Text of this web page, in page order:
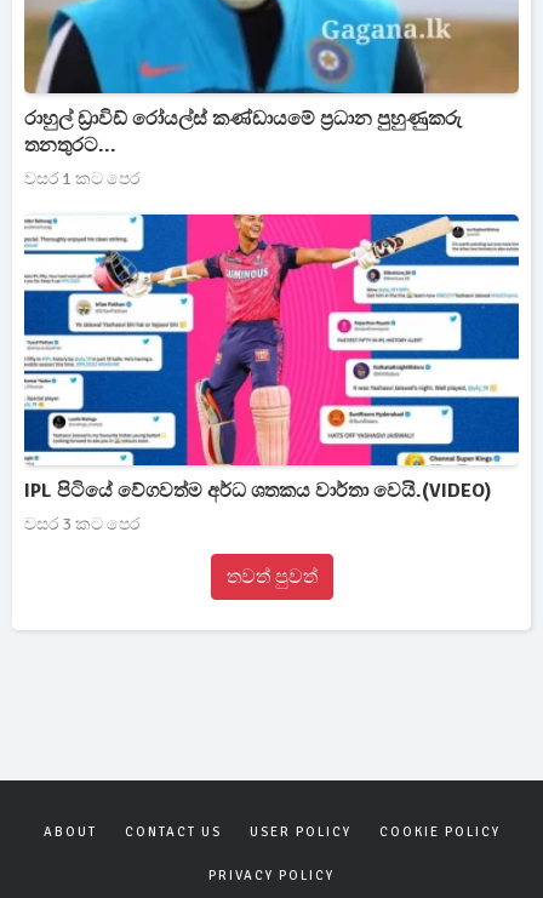
රාහුල් ඩ්‍රාවිඩ් රෝයල්ස් කණ්ඩායමේ ප්‍රධාන පුහුණුකරු
තනතුරට...
වසර 1 කට පෙර
IPL පිටියේ වේගවත්ම අර්ධ ශතකය වාර්තා වෙයි.(VIDEO)
වසර 3 කට පෙර
තවත් පුවත්
ABOUT CONTACT US USER POLICY COOKIE POLICY
PRIVACY POLICY